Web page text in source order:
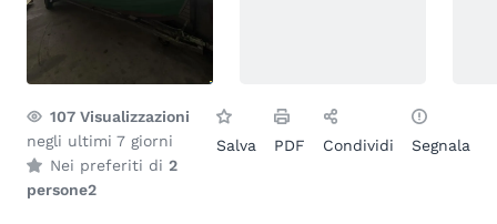
107 Visualizzazioni
negli ultimi 7 giorni
Nei preferiti di 2
persone2
Salva PDF Condividi Segnala